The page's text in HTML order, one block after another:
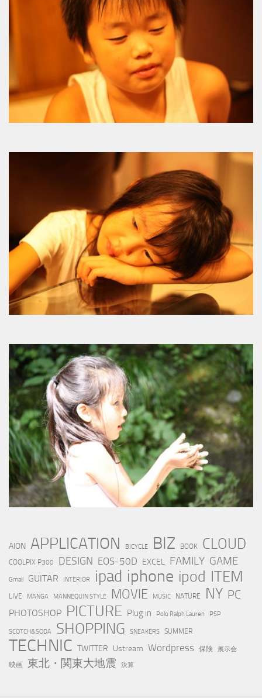
AION APPLICATION BICYCLE BIZ BOOK CLOUD
COOLPIX P300 DESIGN EOS-50D EXCEL FAMILY GAME
Gmail GUITAR INTERIOR ipad iphone ipod ITEM
LIVE MANGA MANNEQUIN STYLE MOVIE MUSIC NATURE NY PC
PHOTOSHOP PICTURE Plug in Polo Ralph Lauren PSP
SCOTCH&SODA SHOPPING SNEAKERS SUMMER
TECHNIC TWITTER Ustream Wordpress 保険 展示会
映画 東北・関東大地震 決算